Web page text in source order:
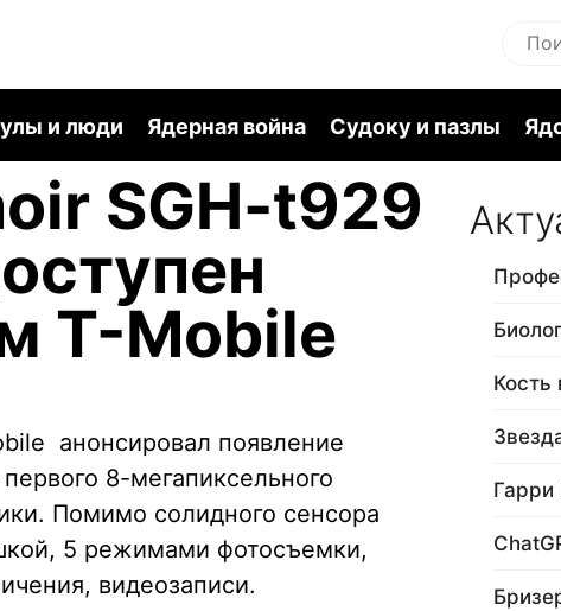
и люди Ядерная война Судоку и пазлы
SGH-t929
T-Mobile
анонсировал появление
8-мегапиксельного
Помимо солидного сенсора
5 режимами фотосъемки,
видеозаписи.
Кость
Гарри